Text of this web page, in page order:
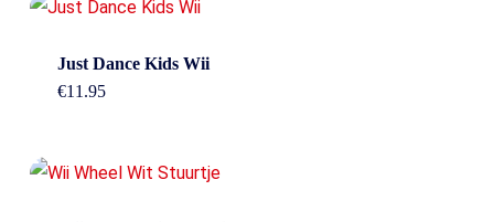
Just Dance Kids Wii
€11.95